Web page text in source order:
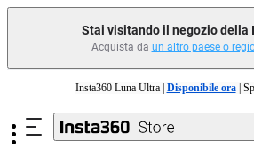
Stai visitando il negozio della
Acquista da un altro paese o
Insta360 Luna Ultra |Disponibile ora|
Permuta il tuo vecchio dispositivo e ottieni denaro
Scopri di più